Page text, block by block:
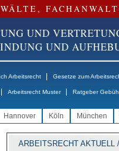
UND
UND
Arbeitsrecht Gesetze zum
Arbeitsrecht Muster Ratgeber
Hannover Köln München
ARBEITSRECHT AKTUELL